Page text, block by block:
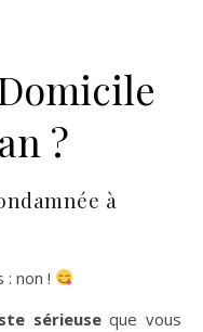
?
à
non !
sérieuseque vous